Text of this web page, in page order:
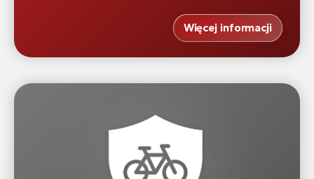
Więcej informacji